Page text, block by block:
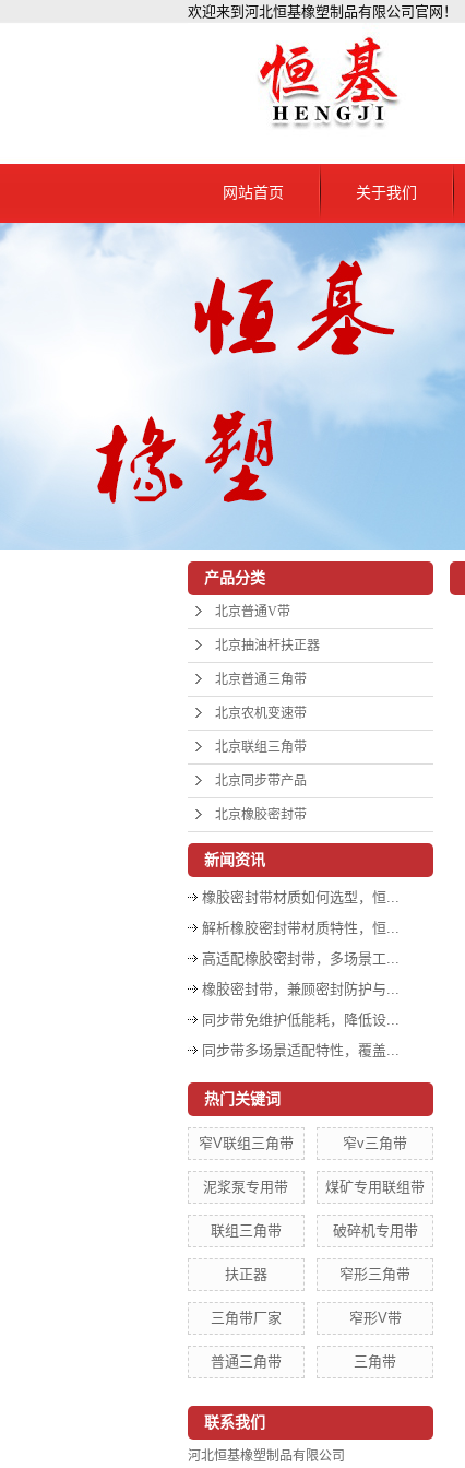
欢迎来到河北恒基橡塑制品有限公司官网！
网站首页 关于我们
公司简介
联系我们
产品分类
北京普通V带
北京抽油杆扶正器
北京普通三角带
北京农机变速带
北京联组三角带
北京同步带产品
北京橡胶密封带
新闻资讯
橡胶密封带材质如何选型，恒...
解析橡胶密封带材质特性，恒...
高适配橡胶密封带，多场景工...
橡胶密封带，兼顾密封防护与...
同步带免维护低能耗，降低设...
同步带多场景适配特性，覆盖...
热门关键词
窄V联组三角带 窄v三角带
泥浆泵专用带 煤矿专用联组带
联组三角带 破碎机专用带
扶正器 窄形三角带
三角带厂家 窄形V带
普通三角带 三角带
联系我们
河北恒基橡塑制品有限公司